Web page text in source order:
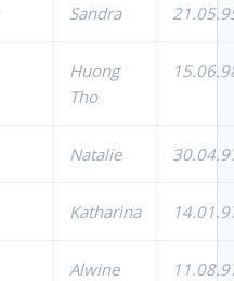
Sandra
Huong
Tho
Natalie
Katharina
Alwine